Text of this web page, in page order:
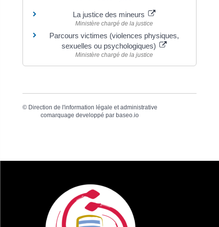
La justice des mineurs
Ministère chargé de la justice
Parcours victimes (violences physiques,
sexuelles ou psychologiques)
Ministère chargé de la justice
© Direction de l'information légale et administrative
comarquage developpé par baseo.io